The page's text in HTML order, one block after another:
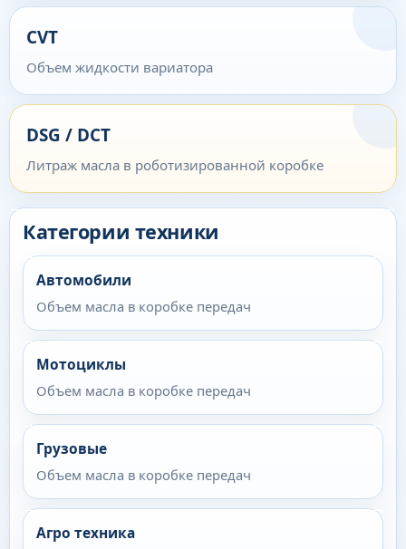
CVT
Объем жидкости вариатора
DSG / DCT
Литраж масла в роботизированной коробке
Категории техники
Автомобили
Объем масла в коробке передач
Мотоциклы
Объем масла в коробке передач
Грузовые
Объем масла в коробке передач
Агро техника